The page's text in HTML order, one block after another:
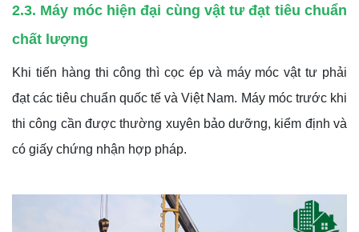
2.3. Máy móc hiện đại cùng vật tư đạt tiêu chuẩn
chất lượng
Khi tiến hàng thi công thì cọc ép và máy móc vật tư phải
đạt các tiêu chuẩn quốc tế và Việt Nam. Máy móc trước khi
thi công cần được thường xuyên bảo dưỡng, kiểm định và
có giấy chứng nhận hợp pháp.